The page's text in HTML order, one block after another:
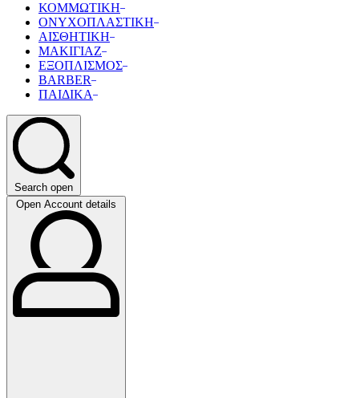
ΚΟΜΜΩΤΙΚΗ
ΟΝΥΧΟΠΛΑΣΤΙΚΗ
ΑΙΣΘΗΤΙΚΗ
ΜΑΚΙΓΙΑΖ
ΕΞΟΠΛΙΣΜΟΣ
BARBER
ΠΑΙΔΙΚΑ
Search open
Open Account details